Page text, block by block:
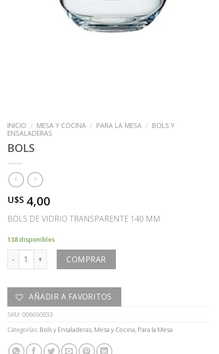
INICIO / MESA Y COCINA / PARA LA MESA / BOLS Y
ENSALADERAS
BOLS
U$S 4,00
BOLS DE VIDRIO TRANSPARENTE 140 MM
138 disponibles
BOLS cantidad COMPRAR
AÑADIR A FAVORITOS
SKU: 006650033
Categorías: Bols y Ensaladeras, Mesa y Cocina, Para la Mesa